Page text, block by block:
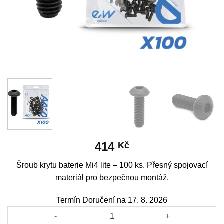
414 Kč
Šroub krytu baterie Mi4 lite – 100 ks. Přesný spojovací
materiál pro bezpečnou montáž.
Termín Doručení na 17. 8. 2026
Šroub krytu baterie Mi4 lite - 100 ks množství